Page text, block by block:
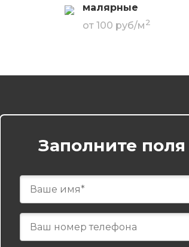
малярные
от 100 руб/м2
Заполните поля